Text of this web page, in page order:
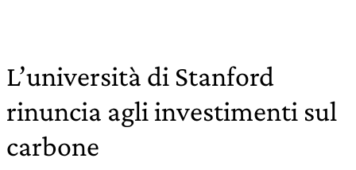
L’università di Stanford
rinuncia agli investimenti sul
carbone